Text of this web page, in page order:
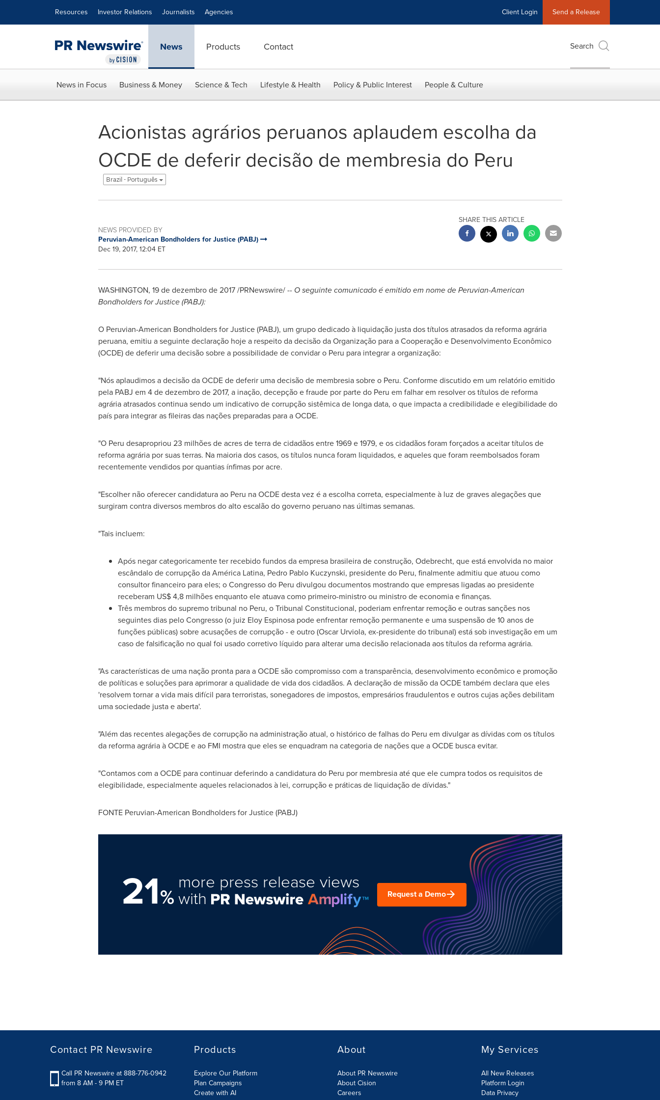
Resources Investor Relations Journalists Agencies Client Login Send a Release
News Products Contact Search
News in Focus Business & Money Science & Tech Lifestyle & Health Policy & Public Interest People & Culture
Acionistas agrários peruanos aplaudem escolha da
OCDE de deferir decisão de membresia do Peru
Brazil - Português
NEWS PROVIDED BY
Peruvian-American Bondholders for Justice (PABJ)
Dec 19, 2017, 12:04 ET
SHARE THIS ARTICLE
WASHINGTON, 19 de dezembro de 2017 /PRNewswire/ -- O seguinte comunicado é emitido em nome de Peruvian-American
Bondholders for Justice (PABJ):
O Peruvian-American Bondholders for Justice (PABJ), um grupo dedicado à liquidação justa dos títulos atrasados da reforma agrária
peruana, emitiu a seguinte declaração hoje a respeito da decisão da Organização para a Cooperação e Desenvolvimento Econômico
(OCDE) de deferir uma decisão sobre a possibilidade de convidar o Peru para integrar a organização:
"Nós aplaudimos a decisão da OCDE de deferir uma decisão de membresia sobre o Peru. Conforme discutido em um relatório emitido
pela PABJ em 4 de dezembro de 2017, a inação, decepção e fraude por parte do Peru em falhar em resolver os títulos de reforma
agrária atrasados continua sendo um indicativo de corrupção sistêmica de longa data, o que impacta a credibilidade e elegibilidade do
país para integrar as fileiras das nações preparadas para a OCDE.
"O Peru desapropriou 23 milhões de acres de terra de cidadãos entre 1969 e 1979, e os cidadãos foram forçados a aceitar títulos de
reforma agrária por suas terras. Na maioria dos casos, os títulos nunca foram liquidados, e aqueles que foram reembolsados foram
recentemente vendidos por quantias ínfimas por acre.
"Escolher não oferecer candidatura ao Peru na OCDE desta vez é a escolha correta, especialmente à luz de graves alegações que
surgiram contra diversos membros do alto escalão do governo peruano nas últimas semanas.
"Tais incluem:
Após negar categoricamente ter recebido fundos da empresa brasileira de construção, Odebrecht, que está envolvida no maior
escândalo de corrupção da América Latina, Pedro Pablo Kuczynski, presidente do Peru, finalmente admitiu que atuou como
consultor financeiro para eles; o Congresso do Peru divulgou documentos mostrando que empresas ligadas ao presidente
receberam US$ 4,8 milhões enquanto ele atuava como primeiro-ministro ou ministro de economia e finanças.
Três membros do supremo tribunal no Peru, o Tribunal Constitucional, poderiam enfrentar remoção e outras sanções nos
seguintes dias pelo Congresso (o juiz Eloy Espinosapode enfrentar remoção permanente e uma suspensão de 10 anos de
funções públicas) sobre acusações de corrupção - e outro (Oscar Urviola, ex-presidente do tribunal) está sob investigação em um
caso de falsificação no qual foi usado corretivo líquido para alterar uma decisão relacionada aos títulos da reforma agrária.
"As características de uma nação pronta para a OCDE são compromisso com a transparência, desenvolvimento econômico e promoção
de políticas e soluções para aprimorar a qualidade de vida dos cidadãos. A declaração de missão da OCDE também declara que eles
'resolvem tornar a vida mais difícil para terroristas, sonegadores de impostos, empresários fraudulentos e outros cujas ações debilitam
uma sociedade justa e aberta'.
"Além das recentes alegações de corrupção na administração atual, o histórico de falhas do Peru em divulgar as dívidas com os títulos
da reforma agrária à OCDE e ao FMI mostra que eles se enquadram na categoria de nações que a OCDE busca evitar.
"Contamos com a OCDE para continuar deferindo a candidatura do Peru por membresia até que ele cumpra todos os requisitos de
elegibilidade, especialmente aqueles relacionados à lei, corrupção e práticas de liquidação de dívidas."
FONTE Peruvian-American Bondholders for Justice (PABJ)
21%
more press release views
with Request a Demo
Contact PR Newswire
Call PR Newswire at 888-776-0942
from 8 AM - 9 PM ET
Products
Explore Our Platform
Plan Campaigns
Create with AI
About
About PR Newswire
About Cision
Careers
My Services
All New Releases
Platform Login
Data Privacy